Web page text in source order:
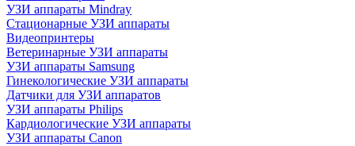
УЗИ аппараты Mindray
Стационарные УЗИ аппараты
Видеопринтеры
Ветеринарные УЗИ аппараты
УЗИ аппараты Samsung
Гинекологические УЗИ аппараты
Датчики для УЗИ аппаратов
УЗИ аппараты Philips
Кардиологические УЗИ аппараты
УЗИ аппараты Canon